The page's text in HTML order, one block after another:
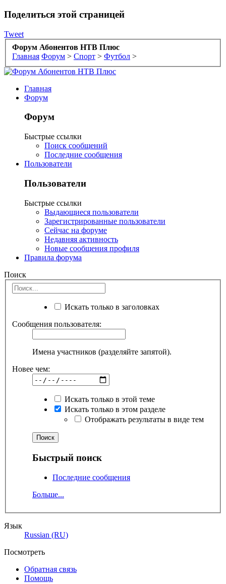
Поделиться этой страницей
Tweet
Форум Абонентов НТВ Плюс
Главная Форум > Спорт > Футбол >
Главная
Форум
Форум
Быстрые ссылки
Поиск сообщений
Последние сообщения
Пользователи
Пользователи
Быстрые ссылки
Выдающиеся пользователи
Зарегистрированные пользователи
Сейчас на форуме
Недавняя активность
Новые сообщения профиля
Правила форума
Поиск
Искать только в заголовках
Сообщения пользователя:
Имена участников (разделяйте запятой).
Новее чем:
Искать только в этой теме
Искать только в этом разделе
Отображать результаты в виде тем
Быстрый поиск
Последние сообщения
Больше...
Язык
Russian (RU)
Посмотреть
Обратная связь
Помощь